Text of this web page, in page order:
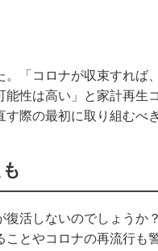
「コロナが収束すれば
性は高い」と家計再生
際の最初に取り組むべ
活しないのでしょうか
とやコロナの再流行も